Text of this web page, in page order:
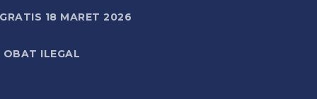
18 MARET 2026
OBAT ILEGAL